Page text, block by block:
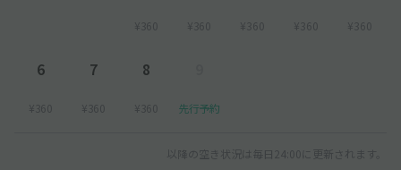
¥360 ¥360 ¥360 ¥360 ¥360
6
¥360
7
¥360
8
¥360 先行予約
以降の空き状況は毎日24:00に更新されます。